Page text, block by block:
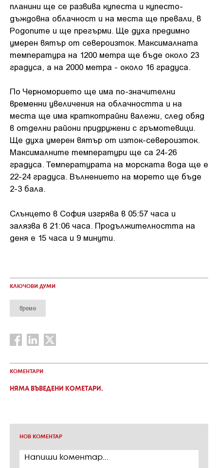
планини ще се развива купеста и купесто-
дъждовна облачност и на места ще превали, в
Родопите и ще прегърми. Ще духа предимно
умерен вятър от североизток. Максималната
температура на 1200 метра ще бъде около 23
градуса, а на 2000 метра - около 16 градуса.
По Черноморието ще има по-значителни
временни увеличения на облачността и на
места ще има краткотрайни валежи, след обяд
в отделни райони придружени с гръмотевици.
Ще духа умерен вятър от изток-североизток.
Максималните температури ще са 24-26
градуса. Температурата на морската вода ще е
22-24 градуса. Вълнението на морето ще бъде
2-3 бала.
Слънцето в София изгрява в 05:57 часа и
залязва в 21:06 часа. Продължителността на
деня е 15 часа и 9 минути.
КЛЮЧОВИ ДУМИ
време
КОМЕНТАРИ
НЯМА ВЪВЕДЕНИ КОМЕТАРИ.
НОВ КОМЕНТАР